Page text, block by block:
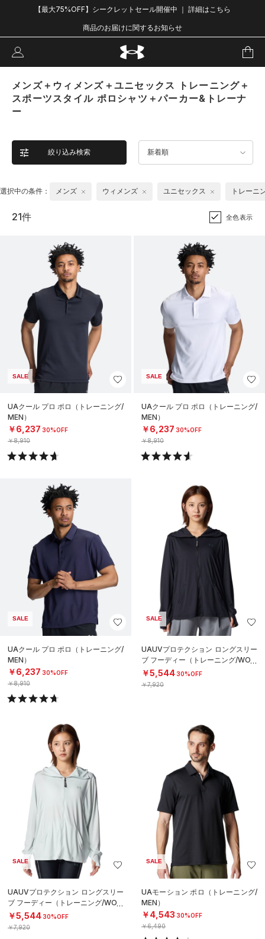
【最大75%OFF】シークレットセール開催中 ｜ 詳細はこちら
商品のお届けに関するお知らせ
メンズ＋ウィメンズ＋ユニセックス トレーニング＋
スポーツスタイル ポロシャツ＋パーカー&トレーナ
ー
絞り込み検索 新着順
選択中の条件： メンズ ウィメンズ ユニセックス トレーニ
21件 全色表示
SALE
UAクール プロ ポロ（トレーニング/
MEN）
￥6,237 30%OFF
￥8,910
SALE
UAクール プロ ポロ（トレーニング/
MEN）
￥6,237 30%OFF
￥8,910
SALE
UAクール プロ ポロ（トレーニング/
MEN）
￥6,237 30%OFF
￥8,910
SALE
UAUVプロテクション ロングスリー
ブ フーディー（トレーニング/WOM
EN）
￥5,54430%OFF
￥7,920
SALE
UAUVプロテクション ロングスリー
ブ フーディー（トレーニング/WOM
EN）
￥5,54430%OFF
￥7,920
SALE
UAモーション ポロ（トレーニング/
MEN）
￥4,543 30%OFF
￥6,490